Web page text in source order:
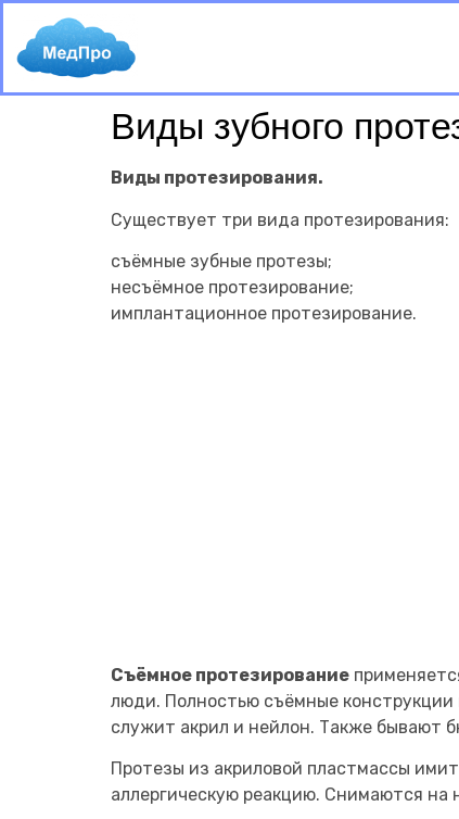
Виды зубного
Виды протезирования.
Существует три вида протезирования:
съёмные зубные протезы;
несъёмное протезирование;
имплантационное протезирование.
Съёмное протезирование
люди. Полностью съёмные
служит акрил и нейлон. Также бывают
Протезы из акриловой пластмассы
аллергическую реакцию. Снимаются на